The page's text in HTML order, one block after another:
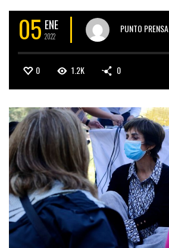
05 ENE
2022
PUNTO PRENSA
0 1.2K 0